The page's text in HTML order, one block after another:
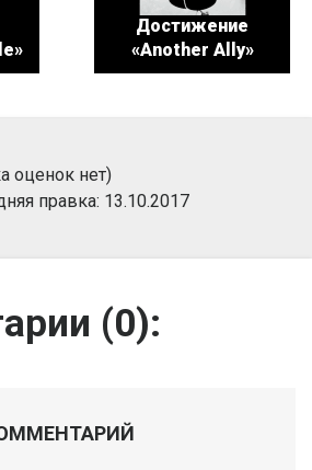
Достижение
«Another Ally»
оценок нет)
правка: 13.10.2017
(0):